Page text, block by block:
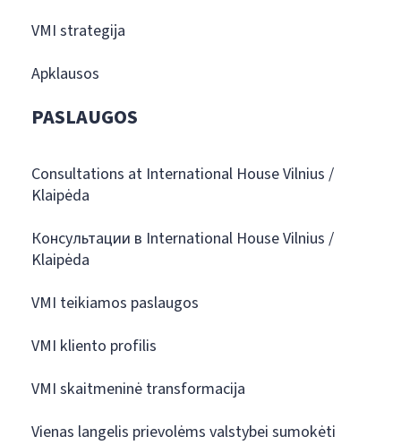
VMI strategija
Apklausos
PASLAUGOS
Consultations at International House Vilnius /
Klaipėda
Консультации в International House Vilnius /
Klaipėda
VMI teikiamos paslaugos
VMI kliento profilis
VMI skaitmeninė transformacija
Vienas langelis prievolėms valstybei sumokėti